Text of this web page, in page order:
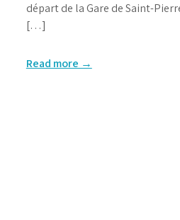
départ de la Gare de Saint-
[…]
Read more →